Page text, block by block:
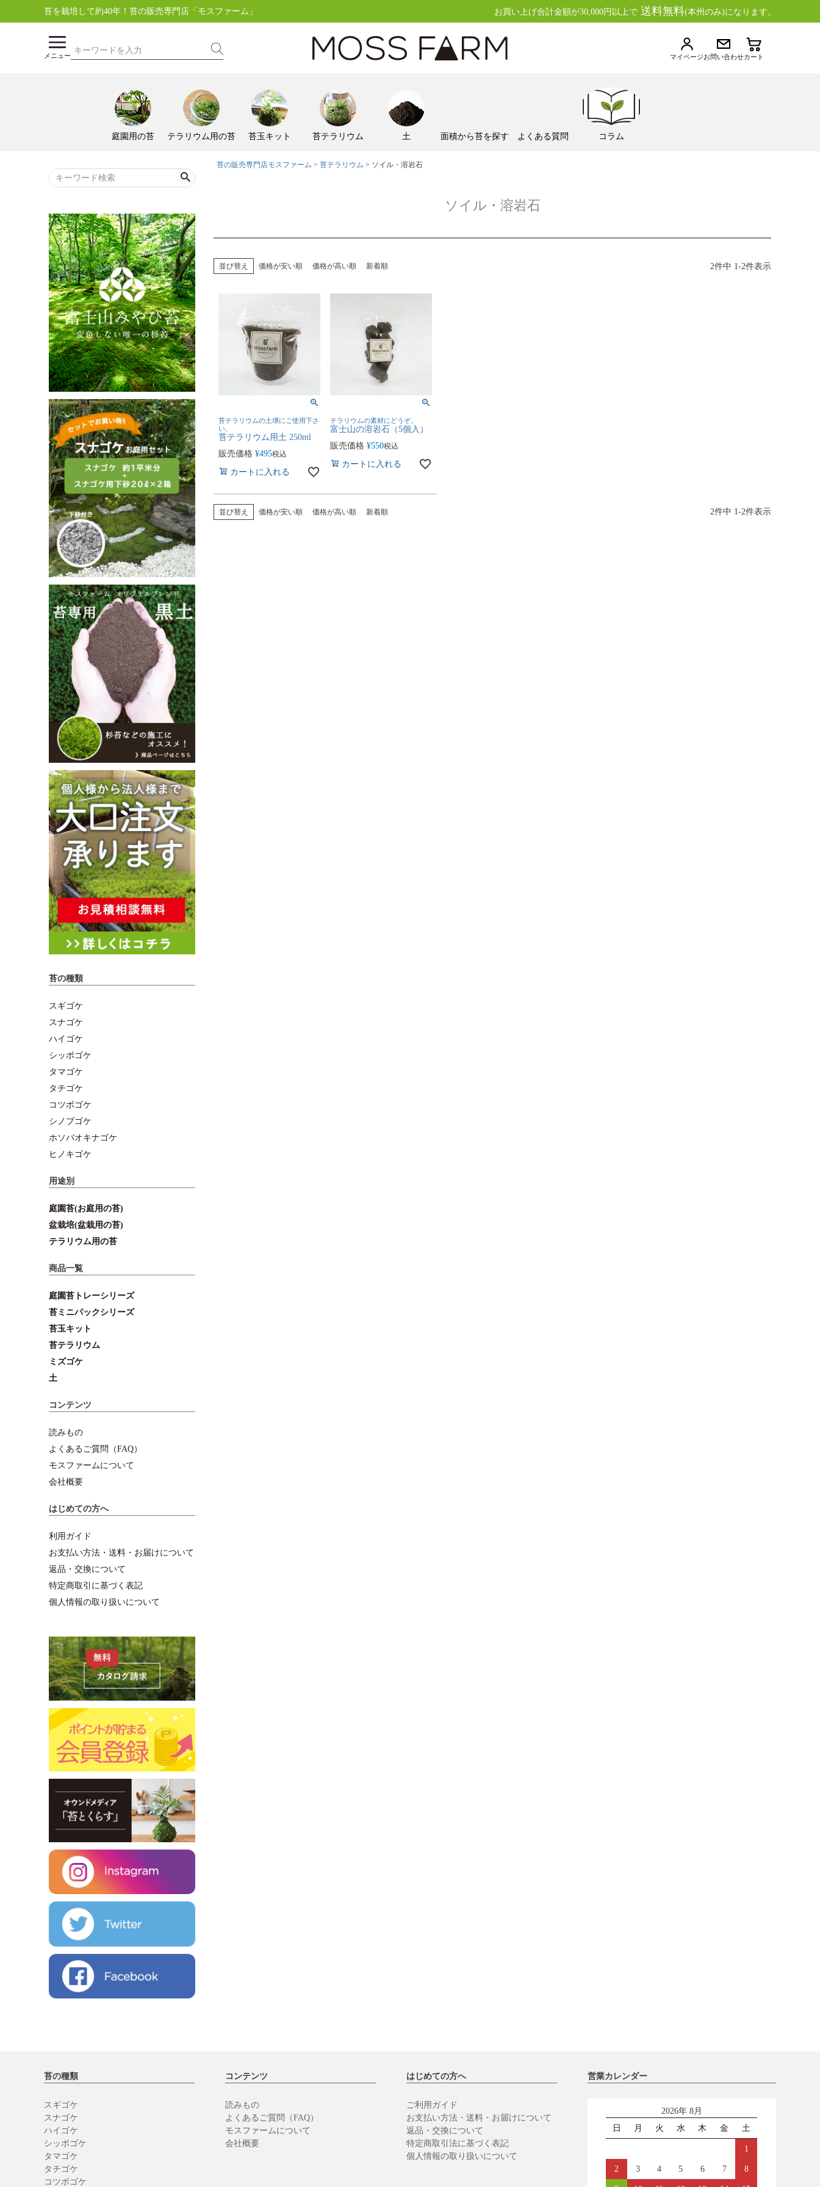
苔を栽培して約40年！苔の販売専門店「モスファーム」 お買い上げ合計金額が30,000円以上で 送料無料(本州のみ)になります。
メニュー マイページお問い合わせカート
庭園用の苔 テラリウム用の苔 苔玉キット 苔テラリウム 土 面積から苔を探す よくある質問 コラム
苔の種類
スギゴケ
スナゴケ
ハイゴケ
シッポゴケ
タマゴケ
タチゴケ
コツボゴケ
シノブゴケ
ホソバオキナゴケ
ヒノキゴケ
用途別
庭園苔(お庭用の苔)
盆栽培(盆栽用の苔)
テラリウム用の苔
商品一覧
庭園苔トレーシリーズ
苔ミニパックシリーズ
苔玉キット
苔テラリウム
ミズゴケ
土
コンテンツ
読みもの
よくあるご質問（FAQ）
モスファームについて
会社概要
はじめての方へ
利用ガイド
お支払い方法・送料・お届けについて
返品・交換について
特定商取引に基づく表記
個人情報の取り扱いについて
苔の販売専門店モスファーム 苔テラリウム ソイル・溶岩石
ソイル・溶岩石
並び替え 価格が安い順 価格が高い順 新着順 2件中 1-2件表示
苔テラリウムの土壌にご使用下さ
い。
苔テラリウム用土 250ml
販売価格 ¥495税込
カートに入れる
テラリウムの素材にどうぞ。
富士山の溶岩石（5個入）
販売価格 ¥550税込
カートに入れる
並び替え 価格が安い順 価格が高い順 新着順 2件中 1-2件表示
苔の種類
スギゴケ
スナゴケ
ハイゴケ
シッポゴケ
タマゴケ
タチゴケ
コツボゴケ
コンテンツ
読みもの
よくあるご質問（FAQ）
モスファームについて
会社概要
はじめての方へ
ご利用ガイド
お支払い方法・送料・お届けについて
返品・交換について
特定商取引法に基づく表記
個人情報の取り扱いについて
営業カレンダー
2026年 8月
日
月 火 水 木 金 土
1
2 3 4 5 6 7 8